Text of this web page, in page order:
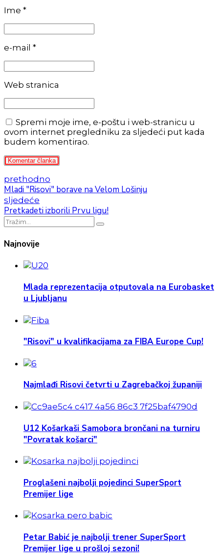
Ime *
e-mail *
Web stranica
Spremi moje ime, e-poštu i web-stranicu u
ovom internet pregledniku za sljedeći put kada
budem komentirao.
Komentar članka
prethodno
Mladi "Risovi" borave na Velom Lošinju
sljedeće
Pretkadeti izborili Prvu ligu!
Najnovije
Mlada reprezentacija otputovala na Eurobasket
u Ljubljanu
"Risovi" u kvalifikacijama za FIBA Europe Cup!
Najmlađi Risovi četvrti u Zagrebačkoj županiji
U12 Košarkaši Samobora brončani na turniru
"Povratak košarci"
Proglašeni najbolji pojedinci SuperSport
Premijer lige
Petar Babić je najbolji trener SuperSport
Premijer lige u prošloj sezoni!